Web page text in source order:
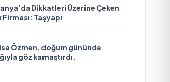
Dikkatleri Üzerine Çeken
Firması: Taşyapı
Özmen, doğum gününde
göz kamaştırdı.